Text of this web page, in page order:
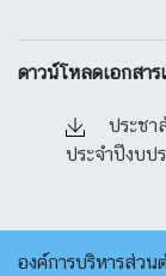
ดาวน์โหลดเอกสา
ประชา
ประจำปีงบ
องค์การบริหารส่ว